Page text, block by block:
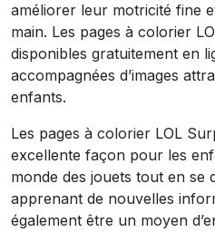
améliorer leur motricité fine
main. Les pages à colorier
disponibles gratuitement en
accompagnées d’images
enfants.
Les pages à colorier LOL
excellente façon pour les
monde des jouets tout en se
apprenant de nouvelles
également être un moyen